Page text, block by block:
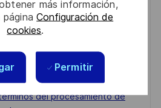
más información,
páginaConfiguración de
cookies.
Permitir
similar jobs
once a week
del procesamiento de